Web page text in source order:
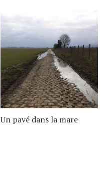
Un pavé dans la mare